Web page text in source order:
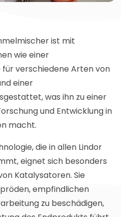
ist mit
wie einer
für verschiedene Arten von
einer
was ihn zu einer
und Entwicklung in
macht.
die in allen Lindor
eignet sich besonders
Katalysatoren. Sie
empfindlichen
zu beschädigen,